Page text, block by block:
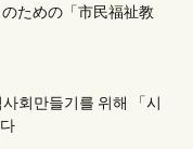
ための「市民福祉教
회만들기를 위해 「시